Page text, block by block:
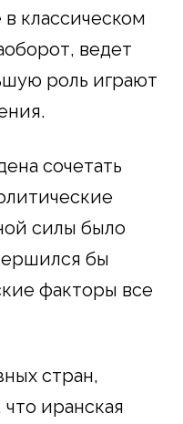
классическом
ведет
роль играют
сочетать
силы было
бы
факторы все
стран,
иранская